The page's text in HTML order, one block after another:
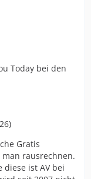
Today bei den
Gratis
rausrechnen.
diese ist AV bei